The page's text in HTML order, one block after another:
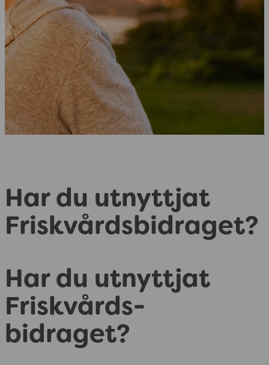
Har du utnyttjat
Friskvårdsbidraget?
Har du utnyttjat
Friskvårds-
bidraget?